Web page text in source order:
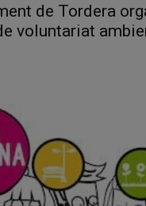
de Tordera
voluntariat